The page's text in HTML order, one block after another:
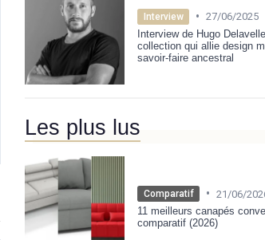
Interview • 27/06/2025
Interview de Hugo
collection qui allie design
savoir-faire ancestral
Les plus lus
Comparatif • 21/06/
11 meilleurs canapés
comparatif (2026)